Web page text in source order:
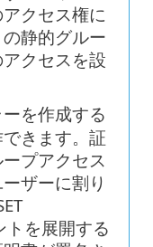
クセス権に
静的グルー
クセスを設
を作成する
きます。証
プアクセス
ザーに割り
を展開する